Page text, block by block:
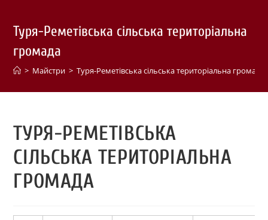
Туря-Реметівська сільська територіальна
громада
> Майстри > Туря-Реметівська сільська територіальна громада
ТУРЯ-РЕМЕТІВСЬКА
СІЛЬСЬКА ТЕРИТОРІАЛЬНА
ГРОМАДА